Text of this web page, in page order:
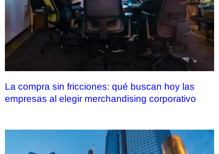
La compra sin fricciones: qué buscan hoy las
empresas al elegir merchandising corporativo